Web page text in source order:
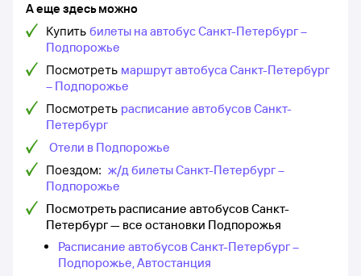
А еще здесь можно
Купить билеты на автобус Санкт-Петербург –
Подпорожье
Посмотреть маршрут автобуса Санкт-Петербург
– Подпорожье
Посмотреть расписание автобусов Санкт-
Петербург
Отели в Подпорожье
Поездом: ж/д билеты Санкт-Петербург –
Подпорожье
Посмотреть расписание автобусов Санкт-
Петербург — все остановки Подпорожья
Расписание автобусов Санкт-Петербург –
Подпорожье, Автостанция